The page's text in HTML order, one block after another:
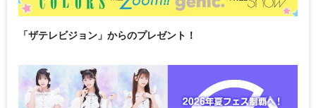
「ザテレビジョン」からのプレゼント！